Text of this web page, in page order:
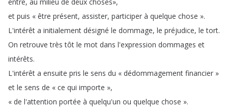
et puis « être présent, assister, participer à quelque chose ».
L'intérêt a initialement désigné le dommage, le préjudice, le tort.
On retrouve très tôt le mot dans l'expression dommages et
intérêts.
L'intérêt a ensuite pris le sens du « dédommagement financier »
et le sens de « ce qui importe »,
« de l'attention portée à quelqu'un ou quelque chose ».